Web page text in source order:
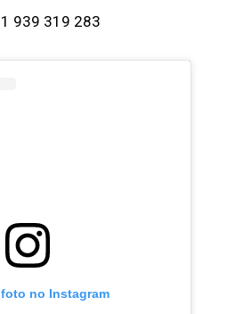
939 319 283
foto no Instagram